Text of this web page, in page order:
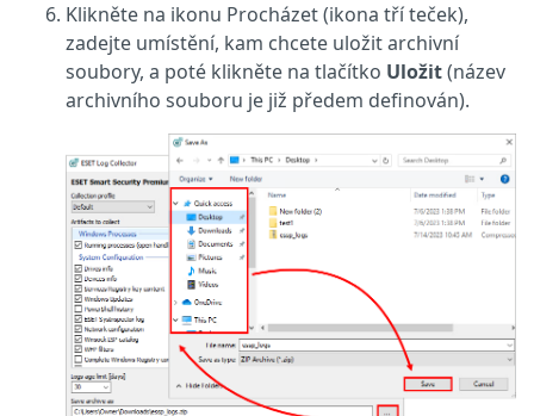
Klikněte na ikonu Procházet (ikona tří teček),
zadejte umístění, kam chcete uložit archivní
soubory, a poté klikněte na tlačítko Uložit(název
archivního souboru je již předem definován).